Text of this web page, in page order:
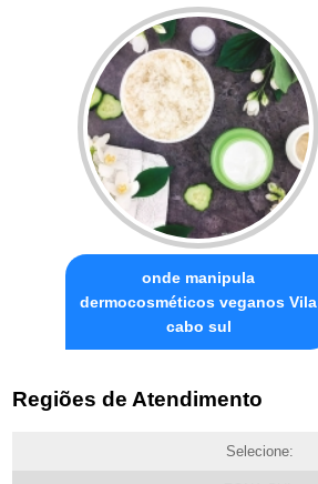
onde manipula
dermocosméticos veganos Vila
cabo sul
Regiões de Atendimento
Selecione: